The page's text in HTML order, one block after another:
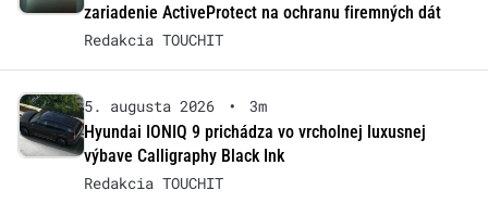
zariadenie ActiveProtect na ochranu firemných dát
Redakcia TOUCHIT
5. augusta 2026 •
3m
Hyundai IONIQ 9 prichádza vo vrcholnej luxusnej
výbave Calligraphy Black Ink
Redakcia TOUCHIT